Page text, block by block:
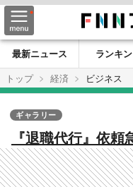
最新ニュース ランキ
トップ
経済 ビジネス
『退職代行』依
「制服似合わなか
い”理由
ギャラリー